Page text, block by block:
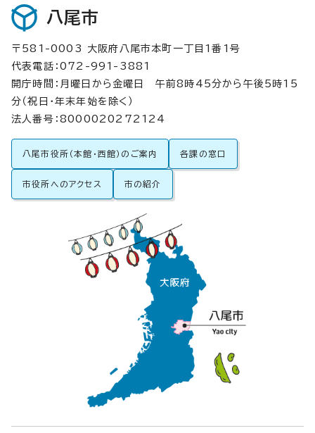
八尾市
〒581-0003 大阪府八尾市本町一丁目1番1号
代表電話：072-991-3881
開庁時間：月曜日から金曜日 午前8時45分から午後5時15
分（祝日・年末年始を除く）
法人番号：8000020272124
八尾市役所（本館・西館）のご案内 各課の窓口
市役所へのアクセス 市の紹介